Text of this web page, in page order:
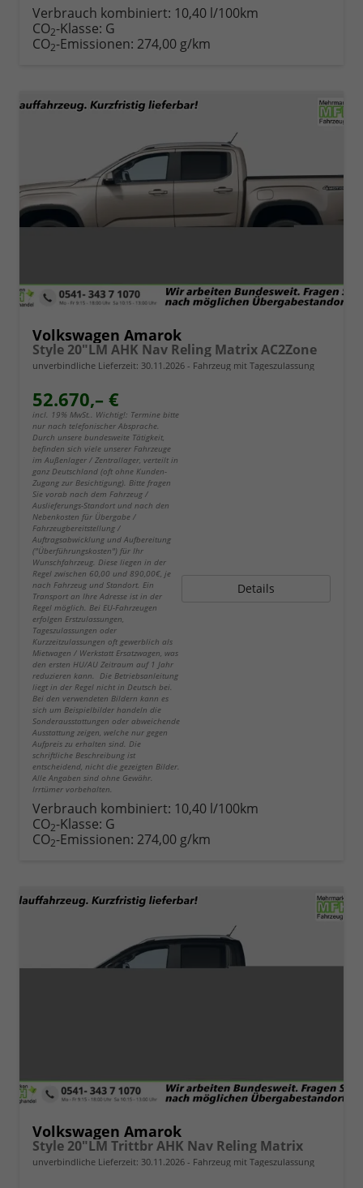
Verbrauch kombiniert: 10,40 l/100km
CO2-Klasse: G
CO2-Emissionen: 274,00 g/km
Volkswagen Amarok
Style 20"LM AHK Nav Reling Matrix AC2Zone
unverbindliche Lieferzeit: 30.11.2026 Fahrzeug mit Tageszulassung
52.670,– €
incl. 19% MwSt.. Wichtig!: Termine bitte
nur nach telefonischer Absprache.
Durch unsere bundesweite Tätigkeit,
befinden sich viele unserer Fahrzeuge
im Außenlager / Zentrallager, verteilt in
ganz Deutschland (oft ohne Kunden-
Zugang zur Besichtigung). Bitte fragen
Sie vorab nach dem Fahrzeug /
Auslieferungs-Standort und nach den
Nebenkosten für Übergabe /
Fahrzeugbereitstellung /
Auftragsabwicklung und Aufbereitung
("Überführungskosten") für Ihr
Wunschfahrzeug. Diese liegen in der
Regel zwischen 60,00 und 890,00€, je
nach Fahrzeug und Standort. Ein
Transport an Ihre Adresse ist in der
Regel möglich. Bei EU-Fahrzeugen
erfolgen Erstzulassungen,
Tageszulassungen oder
Kurzzeitzulassungen oft gewerblich als
Mietwagen / Werkstatt Ersatzwagen, was
den ersten HU/AU Zeitraum auf 1 Jahr
reduzieren kann. Die Betriebsanleitung
liegt in der Regel nicht in Deutsch bei.
Bei den verwendeten Bildern kann es
sich um Beispielbilder handeln die
Sonderausstattungen oder abweichende
Ausstattung zeigen, welche nur gegen
Aufpreis zu erhalten sind. Die
schriftliche Beschreibung ist
entscheidend, nicht die gezeigten Bilder.
Alle Angaben sind ohne Gewähr.
Irrtümer vorbehalten.
Details
Verbrauch kombiniert: 10,40 l/100km
CO2-Klasse: G
CO2-Emissionen: 274,00 g/km
Volkswagen Amarok
Style 20"LM Trittbr AHK Nav Reling Matrix
unverbindliche Lieferzeit: 30.11.2026 Fahrzeug mit Tageszulassung